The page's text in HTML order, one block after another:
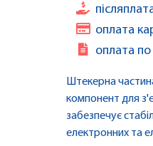
оплата
оплата по
Штекерна
компонент для
забезпечує
електронних та